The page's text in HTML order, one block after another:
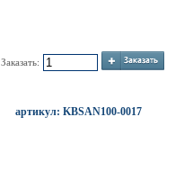
Заказать:
артикул: KBSAN100-0017